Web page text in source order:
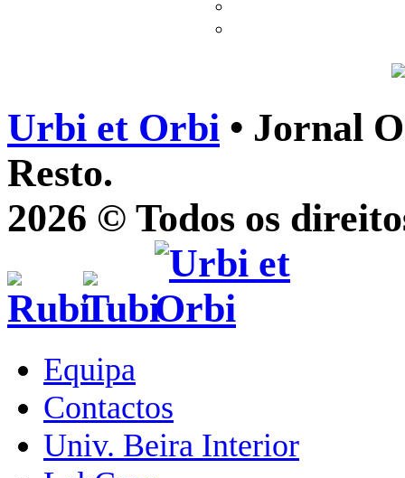
Urbi et Orbi • Jornal
Resto.
2026 © Todos os
Equipa
Contactos
Univ. Beira Interior